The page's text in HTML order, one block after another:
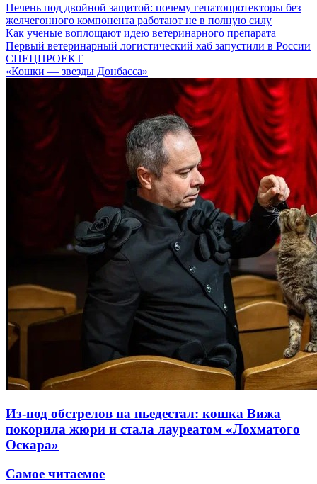
Печень под двойной защитой: почему гепатопротекторы без
желчегонного компонента работают не в полную силу
Как ученые воплощают идею ветеринарного препарата
Первый ветеринарный логистический хаб запустили в России
СПЕЦПРОЕКТ
«Кошки — звезды Донбасса»
Из-под обстрелов на пьедестал: кошка Вижа
покорила жюри и стала лауреатом «Лохматого
Оскара»
Самое читаемое